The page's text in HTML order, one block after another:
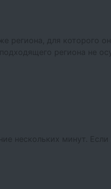
региона, для которого
региона не
нескольких минут.